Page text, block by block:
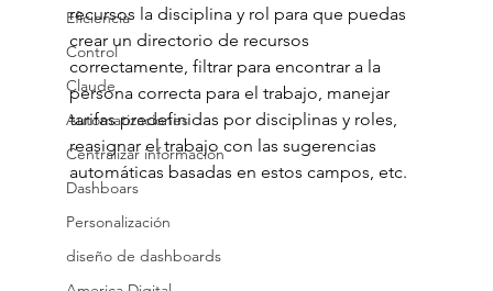
Eficiencia
Control
Claude
Automatizaciones
Centralizar información
Dashboars
Personalización
diseño de dashboards
recursos la disciplina y rol para que puedas
crear un directorio de recursos
correctamente, filtrar para encontrar a la
persona correcta para el trabajo, manejar
tarifas predefinidas por disciplinas y roles,
reasignar el trabajo con las sugerencias
automáticas basadas en estos campos, etc.